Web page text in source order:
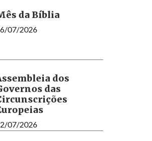
da Bíblia
07/2026
dos
das
07/2026